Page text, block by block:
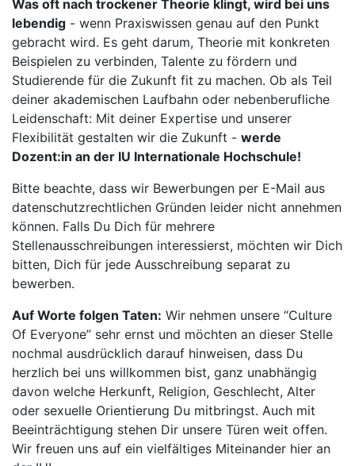
Was oft nach trockener Theorie klingt, wird bei uns
lebendig - wenn Praxiswissen genau auf den Punkt
gebracht wird. Es geht darum, Theorie mit konkreten
Beispielen zu verbinden, Talente zu fördern und
Studierende für die Zukunft fit zu machen. Ob als Teil
deiner akademischen Laufbahn oder nebenberufliche
Leidenschaft: Mit deiner Expertise und unserer
Flexibilität gestalten wir die Zukunft - werde
Dozent:in an der IU Internationale Hochschule!
Bitte beachte, dass wir Bewerbungen per E-Mail aus
datenschutzrechtlichen Gründen leider nicht annehmen
können. Falls Du Dich für mehrere
Stellenausschreibungen interessierst, möchten wir Dich
bitten, Dich für jede Ausschreibung separat zu
bewerben.
Auf Worte folgen Taten: Wir nehmen unsere “Culture
Of Everyone” sehr ernst und möchten an dieser Stelle
nochmal ausdrücklich darauf hinweisen, dass Du
herzlich bei uns willkommen bist, ganz unabhängig
davon welche Herkunft, Religion, Geschlecht, Alter
oder sexuelle Orientierung Du mitbringst. Auch mit
Beeinträchtigung stehen Dir unsere Türen weit offen.
Wir freuen uns auf ein vielfältiges Miteinander hier an